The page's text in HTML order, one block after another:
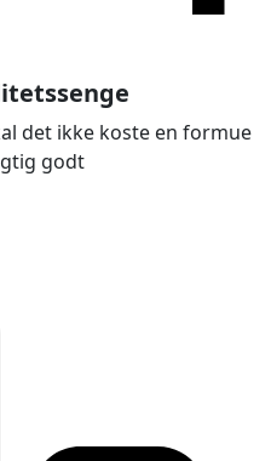
det ikke koste en formue
godt